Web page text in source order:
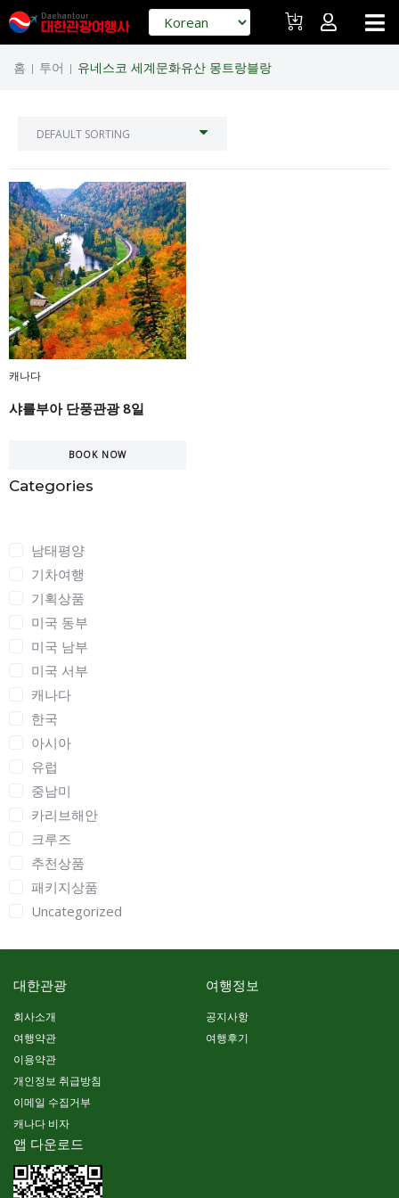
홈 | 투어 | 유네스코 세계문화유산 몽트랑블랑
Categories
남태평양
기차여행
기획상품
미국 동부
미국 남부
미국 서부
캐나다
한국
아시아
유럽
중남미
카리브해안
크루즈
추천상품
패키지상품
Uncategorized
캐나다
샤를부아 단풍관광 8일
BOOK NOW
대한관광
회사소개
여행약관
이용약관
개인정보 취급방침
이메일 수집거부
캐나다 비자
여행정보
공지사항
여행후기
앱 다운로드